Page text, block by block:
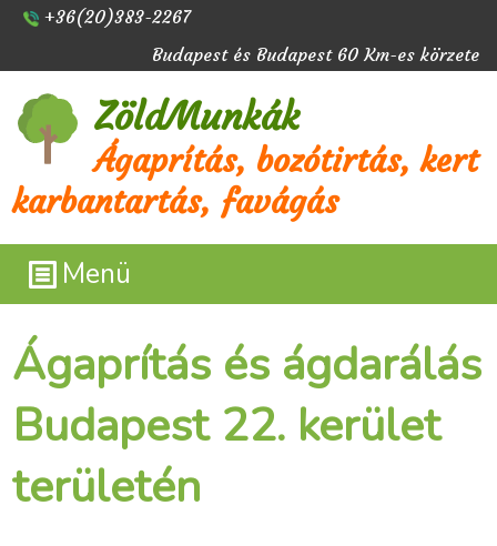
+36(20)383-2267
Budapest és Budapest 60 Km-es körzete
ZöldMunkák
Ágaprítás, bozótirtás, kert
karbantartás, favágás
Menü
Ágaprítás és ágdarálás
Budapest 22. kerület
területén